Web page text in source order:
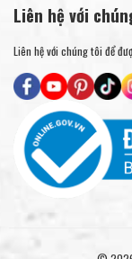
Liên hệ với
Liên hệ với chúng tôi để